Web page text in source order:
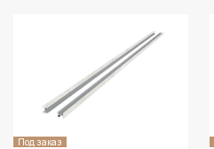
Под заказ